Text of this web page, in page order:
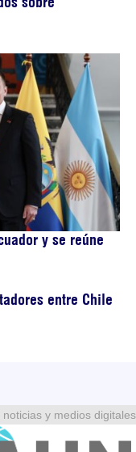
y se reúne
entre Chile
y medios digitales